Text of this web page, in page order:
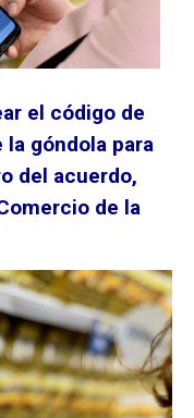
el código de
góndola para
del acuerdo,
de la